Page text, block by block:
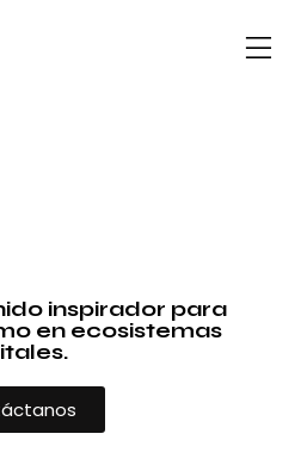
inspirador para
en ecosistemas